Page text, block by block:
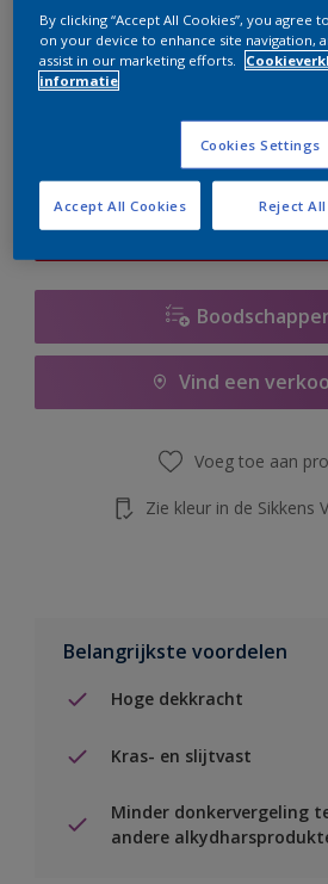
Aantal Verfcalculator
Op dit moment is het niet mogelijk
te bestellen. Bezoek je
de knop hieronder.
Vind een
Voeg toe aan
Zie kleur in de Sikkens
Belangrijkste voordelen
Hoge dekkracht
Kras- en slijtvast
Minder donkervergeling
andere
By clicking “Accept All Cookies”, you agree
on your device to enhance site navigation,
assist in our marketing efforts.
informatie
Cookies Settings
Reject All
Accept All Cookies